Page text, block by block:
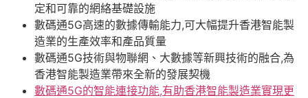
定和可靠的網絡基礎設施
數碼通5G高速的數據傳輸能力,可大幅提升香港智能製
造業的生產效率和產品質量
數碼通5G技術與物聯網、大數據等新興技術的融合,為
香港智能製造業帶來全新的發展契機
數碼通5G的智能連接功能,有助香港智能製造業實現更